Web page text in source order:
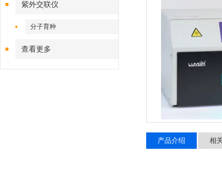
紫外交联仪
分子育种
查看更多
产品介绍 相